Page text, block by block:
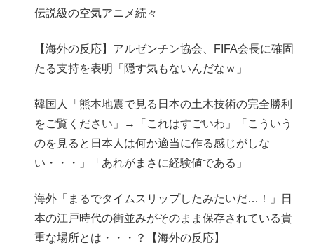
伝説級の空気アニメ続々
【海外の反応】アルゼンチン協会、FIFA会長に確固
たる支持を表明「隠す気もないんだなｗ」
韓国人「熊本地震で見る日本の土木技術の完全勝利
をご覧ください」→「これはすごいわ」「こういう
のを見ると日本人は何か適当に作る感じがしな
い・・・」「あれがまさに経験値である」
海外「まるでタイムスリップしたみたいだ…！」日
本の江戸時代の街並みがそのまま保存されている貴
重な場所とは・・・？【海外の反応】